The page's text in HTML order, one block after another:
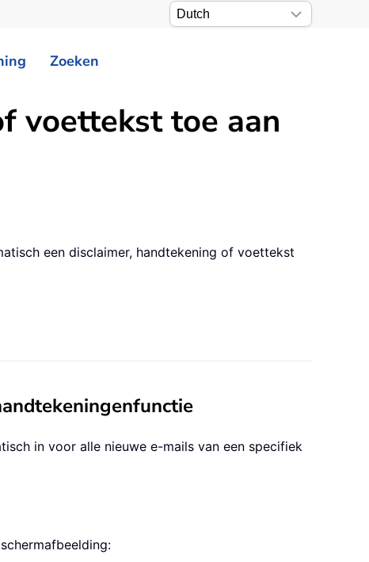
Zoeken
voettekst toe aan
een disclaimer, handtekening of voettekst
in voor alle nieuwe e-mails van een specifiek